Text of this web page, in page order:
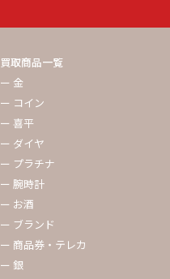
買取商品一覧
ー 金
ー コイン
ー 喜平
ー ダイヤ
ー プラチナ
ー 腕時計
ー お酒
ー ブランド
ー 商品券・テレカ
ー 銀